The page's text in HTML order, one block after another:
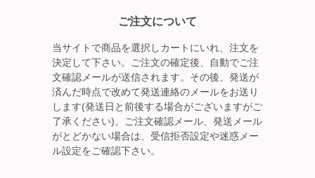
ご注文について
当サイトで商品を選択しカートにいれ、注文を
決定して下さい。ご注文の確定後、自動でご注
文確認メールが送信されます。その後、発送が
済んだ時点で改めて発送連絡のメールをお送り
します(発送日と前後する場合がございますがご
了承ください)。ご注文確認メール、発送メール
がとどかない場合は、受信拒否設定や迷惑メー
ル設定をご確認下さい。